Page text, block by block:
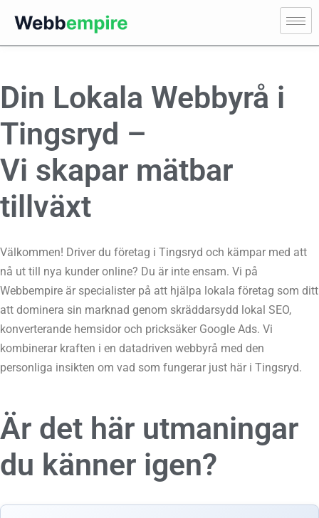
Din Lokala Webbyrå i
Tingsryd –
Vi skapar mätbar
tillväxt
Välkommen! Driver du företag i Tingsryd och kämpar med att
nå ut till nya kunder online? Du är inte ensam. Vi på
Webbempire är specialister på att hjälpa lokala företag som ditt
att dominera sin marknad genom skräddarsydd lokal SEO,
konverterande hemsidor och pricksäker Google Ads. Vi
kombinerar kraften i en datadriven webbyrå med den
personliga insikten om vad som fungerar just här i Tingsryd.
Är det här utmaningar
du känner igen?